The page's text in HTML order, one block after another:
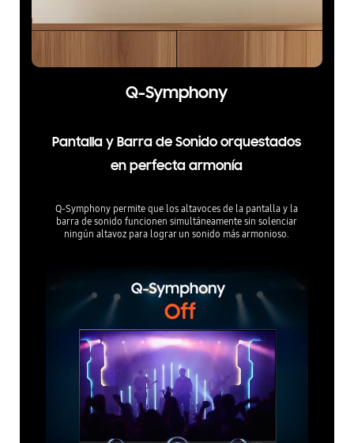
Q-Symphony
Pantalla y Barra de Sonido orquestados
en perfecta armonía
Q-Symphony permite que los altavoces de la pantalla y la
barra de sonido funcionen simultáneamente sin solenciar
ningún altavoz para lograr un sonido más armonioso.